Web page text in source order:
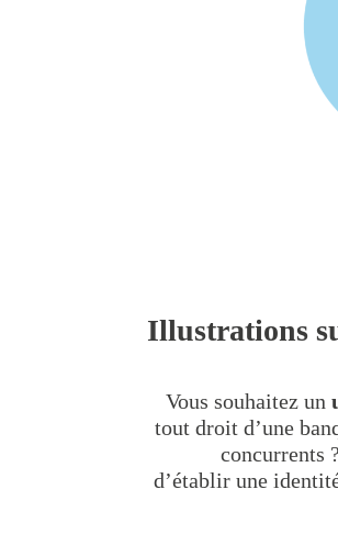
Illustrations
Vous souhaitez un
tout droit d’une
concurrents
d’établir une